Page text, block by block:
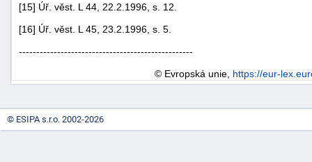
[15] Úř. věst. L 44, 22.2.1996, s. 12.
[16] Úř. věst. L 45, 23.2.1996, s. 5.
--------------------------------------------------
© Evropská unie, https://eur-
© ESIPA s.r.o. 2002-2026